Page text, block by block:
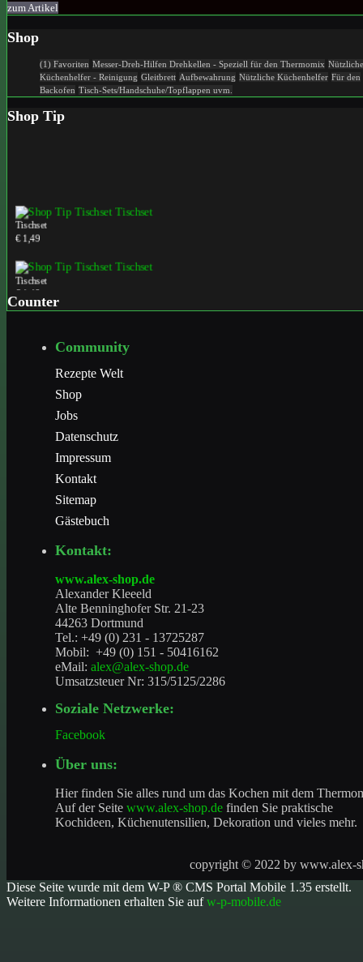
zum Artikel
Shop
(1) Favoriten Messer-Dreh-Hilfen Drehkellen - Speziell für den Thermomix Nützliche
Küchenhelfer - Reinigung Gleitbrett Aufbewahrung Nützliche Küchenhelfer Für den
Backofen Tisch-Sets/Handschuhe/Topflappen uvm.
Shop Tip
Tischset
€ 1,49
Tischset
€ 1,49
Counter
Community
Rezepte Welt
Shop
Jobs
Datenschutz
Impressum
Kontakt
Sitemap
Gästebuch
Kontakt:
www.alex-shop.de
Alexander Kleeeld
Alte Benninghofer Str. 21-23
44263 Dortmund
Tel.: +49 (0) 231 - 13725287
Mobil: +49 (0) 151 - 50416162
eMail: alex@alex-shop.de
Umsatzsteuer Nr: 315/5125/2286
Soziale Netzwerke:
Facebook
Über uns:
Hier finden Sie alles rund um das Kochen mit dem
Auf der Seite www.alex-shop.de finden Sie praktische
Kochideen, Küchenutensilien, Dekoration und vieles mehr.
copyright © 2022 by www.alex-
Diese Seite wurde mit dem W-P ® CMS Portal Mobile 1.35 erstellt.
Weitere Informationen erhalten Sie aufw-p-mobile.de